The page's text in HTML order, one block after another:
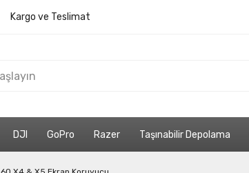
Kargo ve Teslimat
DJI GoPro Razer Taşınabilir Depolama